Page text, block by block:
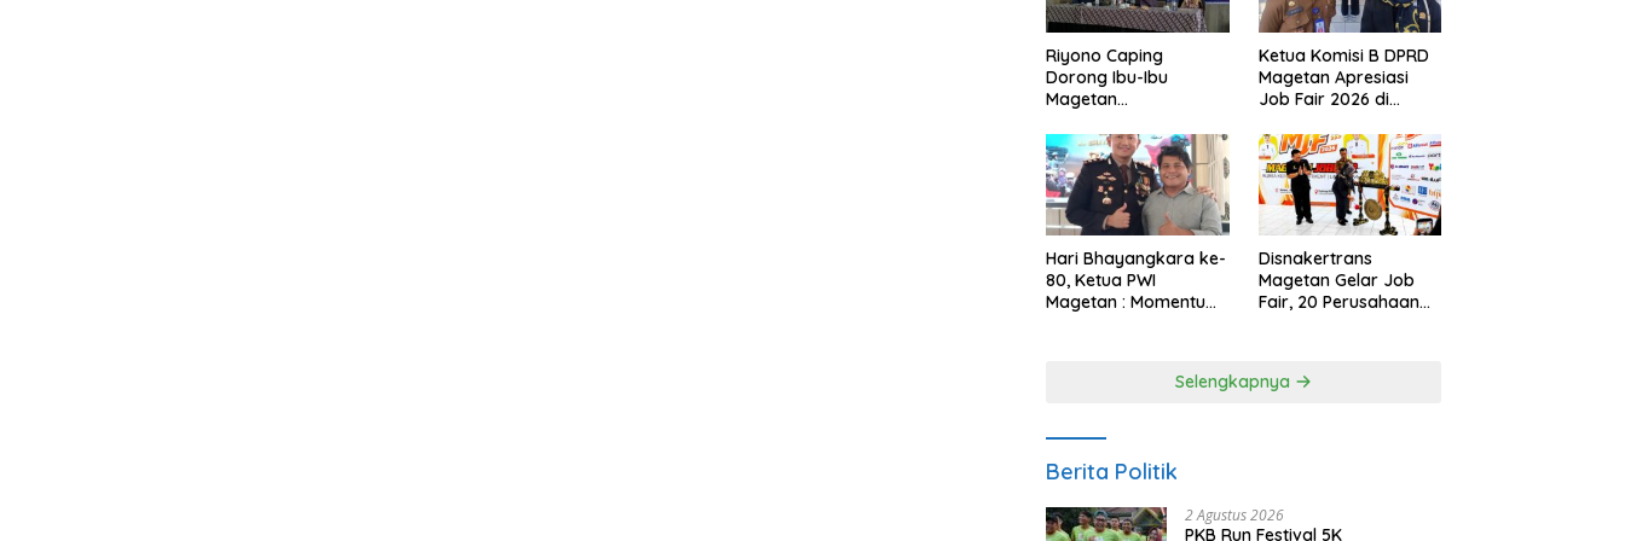
Riyono Caping
Dorong Ibu-Ibu
Magetan
Ikan, Perkuat Budaya
Gemar Makan Ikan
Ketua Komisi B DPRD
Magetan Apresiasi
Job Fair 2026 di
Anggaran
Hari Bhayangkara ke-
80, Ketua PWI
Magetan : Momentum
Disnakertrans
Magetan Gelar Job
Fair, 20 Perusahaan
Selengkapnya
Berita Politik
2 Agustus 2026
PKB Run Festival 5K